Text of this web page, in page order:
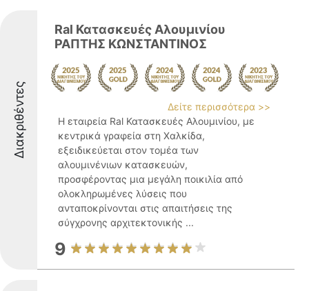
Διακριθέντες
Ral Κατασκευές Αλουμινίου
ΡΑΠΤΗΣ ΚΩΝΣΤΑΝΤΙΝΟΣ
Δείτε περισσότερα >>
Η εταιρεία Ral Κατασκευές Αλουμινίου, με
κεντρικά γραφεία στη Χαλκίδα,
εξειδικεύεται στον τομέα των
αλουμινένιων κατασκευών,
προσφέροντας μια μεγάλη ποικιλία από
ολοκληρωμένες λύσεις που
ανταποκρίνονται στις απαιτήσεις της
σύγχρονης αρχιτεκτονικής ...
9